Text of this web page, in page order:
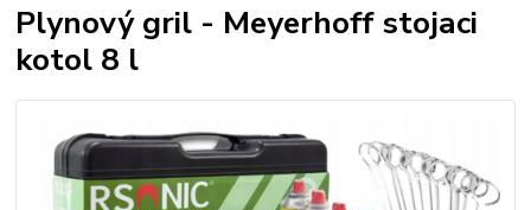
Plynový gril - Meyerhoff stojaci
kotol 8 l